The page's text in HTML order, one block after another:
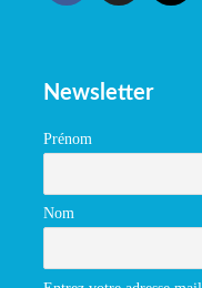
Newsletter
Prénom
Nom